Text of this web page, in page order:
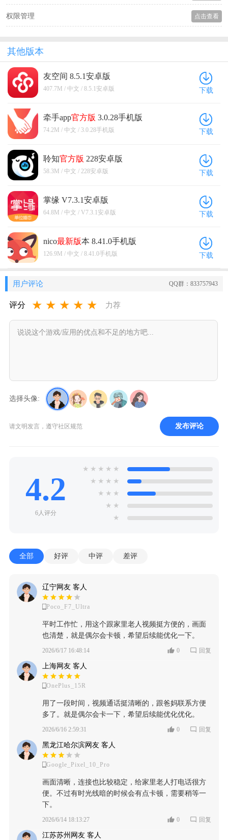
权限管理 点击查看
其他版本
友空间 8.5.1安卓版
407.7M / 中文 / 8.5.1安卓版 下载
牵手app官方版 3.0.28手机版
74.2M / 中文 / 3.0.28手机版 下载
聆知官方版 228安卓版
58.3M / 中文 / 228安卓版 下载
掌缘 V7.3.1安卓版
64.8M / 中文 / V7.3.1安卓版 下载
nico最新版本 8.41.0手机版
126.9M / 中文 / 8.41.0手机版 下载
用户评论 QQ群：833757943
评分 ★ ★ ★ ★ ★ 力荐
选择头像:
请文明发言，遵守社区规范 发布评论
4.2
6人评分
★ ★ ★ ★ ★
★ ★ ★ ★
★ ★ ★
★ ★
★
全部 好评 中评 差评
辽宁网友 客人
Poco_F7_Ultra
平时工作忙，用这个跟家里老人视频挺方便的，画面
也清楚，就是偶尔会卡顿，希望后续能优化一下。
2026/6/17 16:48:14 0 回复
上海网友 客人
OnePlus_15R
用了一段时间，视频通话挺清晰的，跟爸妈联系方便
多了。就是偶尔会卡一下，希望后续能优化优化。
2026/6/16 2:59:31 0 回复
黑龙江哈尔滨网友 客人
Google_Pixel_10_Pro
画面清晰，连接也比较稳定，给家里老人打电话很方
便。不过有时光线暗的时候会有点卡顿，需要稍等一
下。
2026/6/14 18:13:27 0 回复
江苏苏州网友 客人